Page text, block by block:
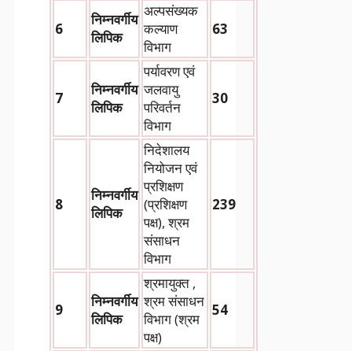
6
निम्नवर्गीय
लिपिक
अल्पसंख्यक
कल्याण
विभाग
63
7
निम्नवर्गीय
लिपिक
पर्यावरण एवं
जलवायु
परिवर्तन
विभाग
30
8
निम्नवर्गीय
लिपिक
निदेशालय
नियोजन एवं
प्रशिक्षण
(प्रशिक्षण
पक्ष), श्रम
संसाधन
विभाग
239
9
निम्नवर्गीय
लिपिक
श्रमायुक्त ,
श्रम संसाधन
विभाग (श्रम
पक्ष)
54